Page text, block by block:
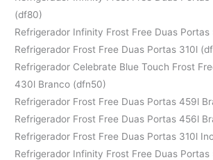
(df80)
Refrigerador Infinity Frost Free Duas
Refrigerador Frost Free Duas Portas 310l
Refrigerador Celebrate Blue Touch Frost
430l Branco (dfn50)
Refrigerador Frost Free Duas Portas 459l
Refrigerador Frost Free Duas Portas 456l
Refrigerador Frost Free Duas Portas 310l
Refrigerador Infinity Frost Free Duas